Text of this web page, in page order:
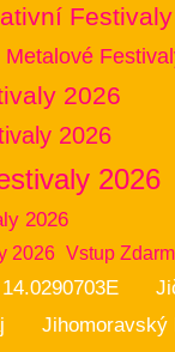
Metalové
2026
2026
2026
2026
2026 Vstup
Jihomoravský